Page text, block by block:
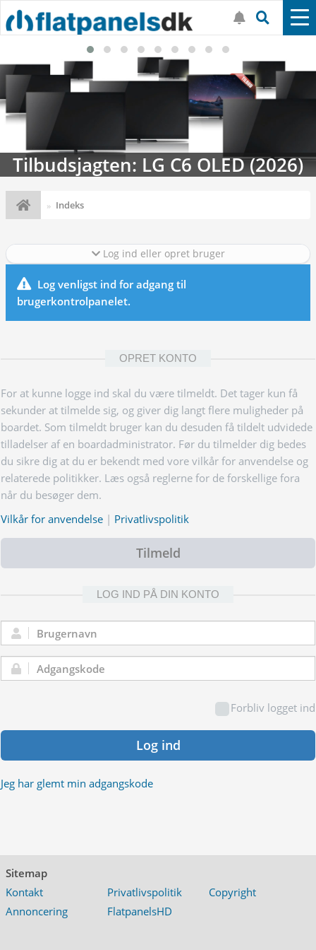
Tilbudsjagten: LG C6 OLED (2026)
Indeks
Log ind eller opret bruger
Log venligst ind for adgang til
brugerkontrolpanelet.
OPRET KONTO
For at kunne logge ind skal du være tilmeldt. Det tager kun få
sekunder at tilmelde sig, og giver dig langt flere muligheder på
boardet. Som tilmeldt bruger kan du desuden få tildelt udvidede
tilladelser af en boardadministrator. Før du tilmelder dig bedes
du sikre dig at du er bekendt med vore vilkår for anvendelse og
relaterede politikker. Læs også reglerne for de forskellige fora
når du besøger dem.
Vilkår for anvendelse | Privatlivspolitik
Tilmeld
LOG IND PÅ DIN KONTO
Brugernavn:
Adgangskode:
Forbliv logget ind
Log ind
Jeg har glemt min adgangskode
Sitemap
Kontakt
Privatlivspolitik
Copyright
Annoncering
FlatpanelsHD